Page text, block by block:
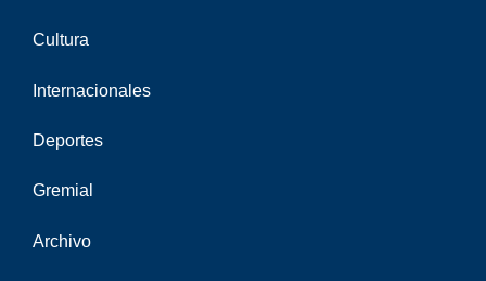
Cultura
Internacionales
Deportes
Gremial
Archivo